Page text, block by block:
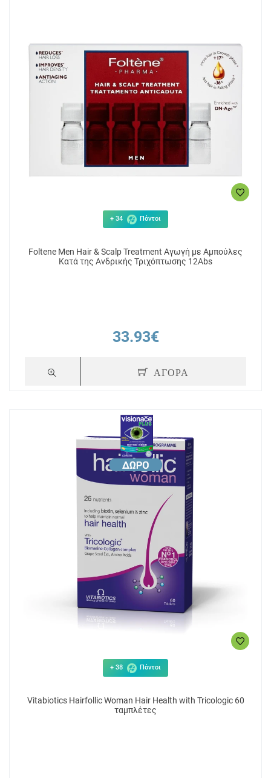
+ 34 Πόντοι
Foltene Men Hair & Scalp Treatment Αγωγή με Αμπούλες
Κατά της Ανδρικής Τριχόπτωσης 12Abs
33.93€
ΑΓΟΡΑ
+ 38 Πόντοι
Vitabiotics Hairfollic Woman Hair Health with Tricologic 60
ταμπλέτες